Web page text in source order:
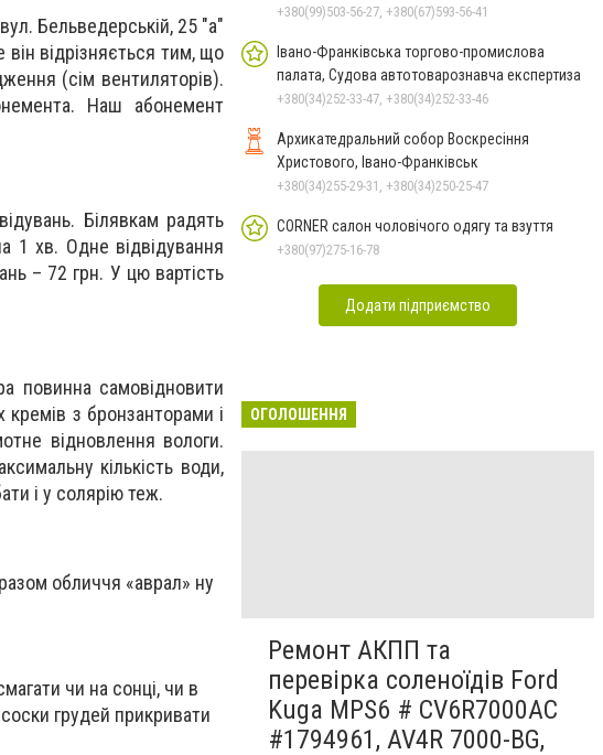
Бельведерській, 25 "а"
він відрізняється тим, що
(сім вентиляторів).
Наш абонемент
Білявкам радять
1 хв. Одне відвідування
– 72 грн. У цю вартість
повинна самовідновити
кремів з бронзанторами і
відновлення вологи.
кількість води,
і у солярію теж.
обличчя «аврал» ну
чи на сонці, чи в
грудей прикривати
Франківськ
+380(99)503-56-27, +380(67)593-56-41
Івано-Франківська торгово-промислова
палата, Судова автотоварознавча експертиза
+380(34)252-33-47, +380(34)252-33-46
Архикатедральний собор Воскресіння
Христового, Івано-Франківськ
+380(34)255-29-31, +380(34)250-25-47
CORNER салон чоловічого одягу та взуття
+380(97)275-16-78
Додати підприємство
ОГОЛОШЕННЯ
Ремонт АКПП та
перевірка соленоїдів Ford
Kuga MPS6 # CV6R7000AC
#1794961, AV4R 7000-BG,